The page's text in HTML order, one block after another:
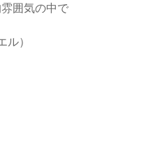
囲気の中で
ル）